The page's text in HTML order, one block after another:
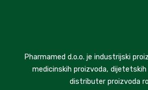
Pharmamed d.o.o. je industrijski
medicinskih proizvoda,
distributer proizvoda